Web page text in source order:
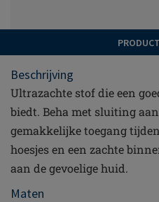
Beschrijving
Ultrazachte stof die een
biedt. Beha met sluiting
gemakkelijke toegang
hoesjes en een zachte
aan de gevoelige huid.
Maten